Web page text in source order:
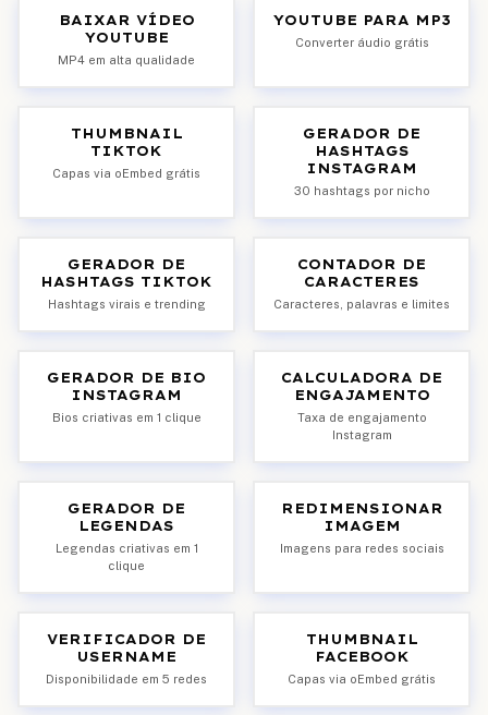
BAIXAR VÍDEO
YOUTUBE
MP4 em alta qualidade
YOUTUBE PARA MP3
Converter áudio grátis
THUMBNAIL
TIKTOK
Capas via oEmbed grátis
GERADOR DE
HASHTAGS
INSTAGRAM
30 hashtags por nicho
GERADOR DE
HASHTAGS TIKTOK
Hashtags virais e trending
CONTADOR DE
CARACTERES
Caracteres, palavras e limites
GERADOR DE BIO
INSTAGRAM
Bios criativas em 1 clique
CALCULADORA DE
ENGAJAMENTO
Taxa de engajamento
Instagram
GERADOR DE
LEGENDAS
Legendas criativas em 1
clique
REDIMENSIONAR
IMAGEM
Imagens para redes sociais
VERIFICADOR DE
USERNAME
Disponibilidade em 5 redes
THUMBNAIL
FACEBOOK
Capas via oEmbed grátis